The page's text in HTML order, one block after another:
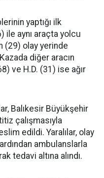
yaptığı ilk
ile aynı araçta yolcu
(29) olay yerinde
diğer aracın
ve H.D. (31) ise ağır
Balıkesir Büyükşehir
çalışmasıyla
edildi. Yaralılar, olay
ambulanslarla
tedavi altına alındı.